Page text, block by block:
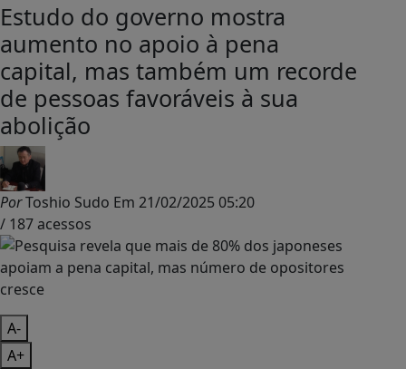
Estudo do governo mostra
aumento no apoio à pena
capital, mas também um recorde
de pessoas favoráveis à sua
abolição
PorToshio Sudo Em 21/02/2025 05:20
/ 187 acessos
A-
A+